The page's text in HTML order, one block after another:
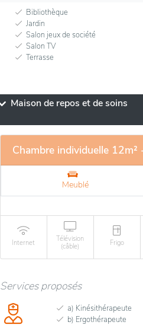
Bibliothèque
Jardin
Salon jeux de société
Salon TV
Terrasse
Maison de repos et de soins
Chambre individuelle 12m²
Meublé
Internet
Télévision
(câble)
Frigo
Services proposés
a) Kinésithérapeute
b) Ergothérapeute